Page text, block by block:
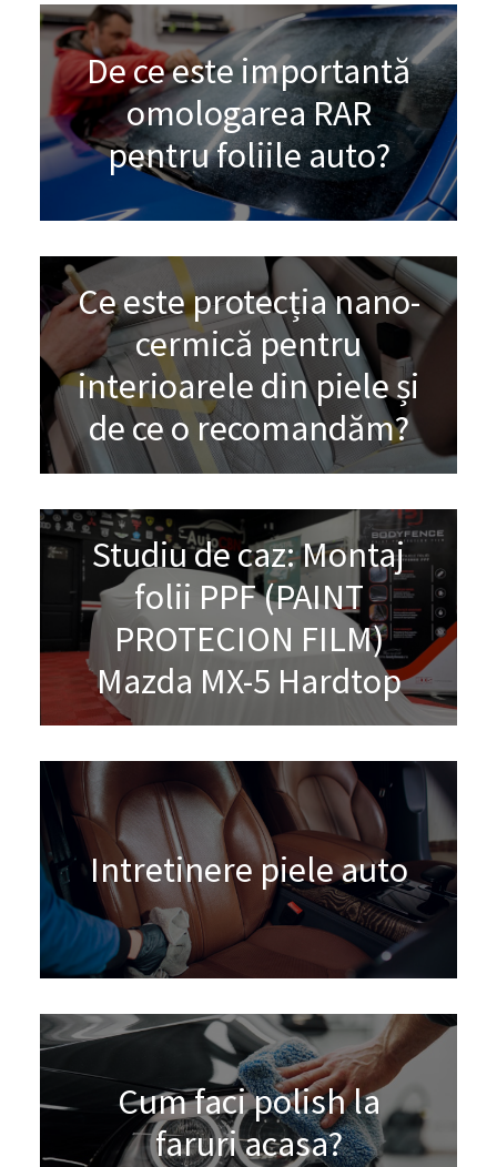
De ce este importantă
omologarea RAR
pentru foliile auto?
Ce este protecția nano-
cermică pentru
interioarele din piele și
de ce o recomandăm?
Studiu de caz: Montaj
folii PPF (PAINT
PROTECION FILM)
Mazda MX-5 Hardtop
Intretinere piele auto
Cum faci polish la
faruri acasa?